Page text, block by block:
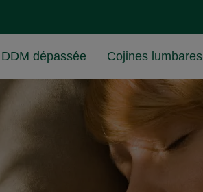
DDM dépassée Cojines lumbares